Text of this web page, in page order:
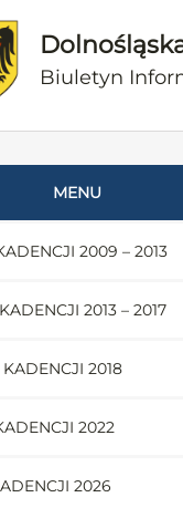
Biuletyn
MENU
2009 – 2013
2013 – 2017
2018
2022
2026